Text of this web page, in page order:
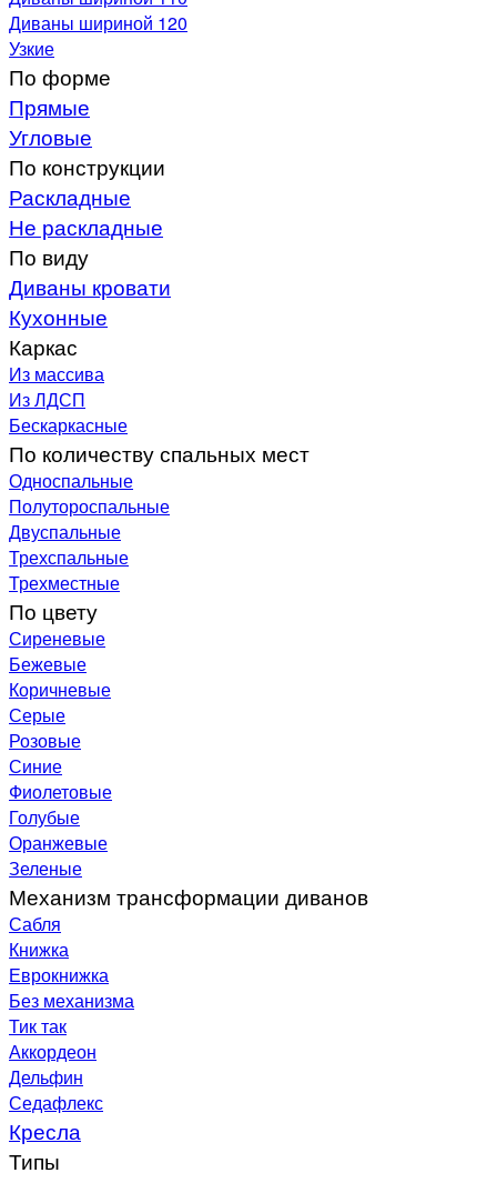
Диваны шириной 120
Узкие
По форме
Прямые
Угловые
По конструкции
Раскладные
Не раскладные
По виду
Диваны кровати
Кухонные
Каркас
Из массива
Из ЛДСП
Бескаркасные
По количеству спальных мест
Односпальные
Полутороспальные
Двуспальные
Трехспальные
Трехместные
По цвету
Сиреневые
Бежевые
Коричневые
Серые
Розовые
Синие
Фиолетовые
Голубые
Оранжевые
Зеленые
Механизм трансформации диванов
Сабля
Книжка
Еврокнижка
Без механизма
Тик так
Аккордеон
Дельфин
Седафлекс
Кресла
Типы